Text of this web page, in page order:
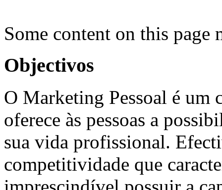
Some content on this page
Objectivos
O Marketing Pessoal é um
oferece às pessoas a
sua vida profissional.
competitividade que